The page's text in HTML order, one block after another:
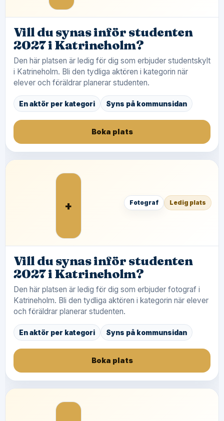
Vill du synas inför studenten
2027 i Katrineholm?
Den här platsen är ledig för dig som erbjuder studentskylt
i Katrineholm. Bli den tydliga aktören i kategorin när
elever och föräldrar planerar studenten.
En aktör per kategori Syns på kommunsidan
Boka plats
+ Fotograf Ledig plats
Vill du synas inför studenten
2027 i Katrineholm?
Den här platsen är ledig för dig som erbjuder fotograf i
Katrineholm. Bli den tydliga aktören i kategorin när elever
och föräldrar planerar studenten.
En aktör per kategori Syns på kommunsidan
Boka plats